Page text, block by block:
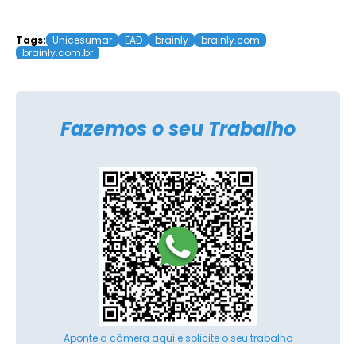
Tags: Unicesumar EAD brainly
brainly.com
brainly.com.br
Fazemos o seu Trabalho
Aponte a câmera aqui e solicite o seu trabalho